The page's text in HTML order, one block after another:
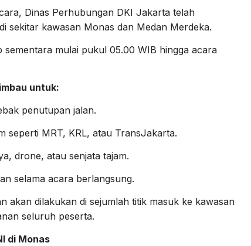
Dinas Perhubungan DKI Jakarta telah
sekitar kawasan Monas dan Medan Merdeka.
mulai pukul 05.00 WIB hingga acara
untuk:
penutupan jalan.
seperti MRT, KRL, atau TransJakarta.
drone, atau senjata tajam.
selama acara berlangsung.
akan dilakukan di sejumlah titik masuk ke kawasan
seluruh peserta.
di Monas